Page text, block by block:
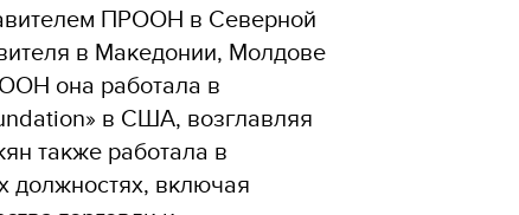
ПРООН в Северной
в Македонии, Молдове
она работала в
в США, возглавляя
также работала в
должностях, включая